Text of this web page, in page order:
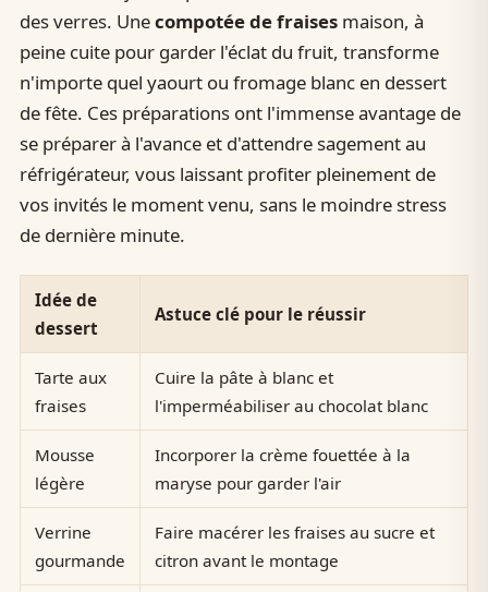
des verres. Unecompotée de fraisesmaison, à
peine cuite pour garder l'éclat du fruit, transforme
n'importe quel yaourt ou fromage blanc en dessert
de fête. Ces préparations ont l'immense avantage de
se préparer à l'avance et d'attendre sagement au
réfrigérateur, vous laissant profiter pleinement de
vos invités le moment venu, sans le moindre stress
de dernière minute.
Idée de
dessert
Astuce clé pour le réussir
Tarte aux
fraises
Cuire la pâte à blanc et
l'imperméabiliser au chocolat blanc
Mousse
légère
Incorporer la crème fouettée à la
maryse pour garder l'air
Verrine
gourmande
Faire macérer les fraises au sucre et
citron avant le montage